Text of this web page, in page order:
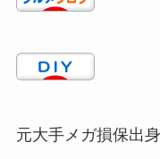
元大手メガ損保出